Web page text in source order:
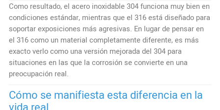
Como resultado, el acero inoxidable 304 funciona muy bien en
condiciones estándar, mientras que el 316 está diseñado para
soportar exposiciones más agresivas. En lugar de pensar en
el 316 como un material completamente diferente, es más
exacto verlo como una versión mejorada del 304 para
situaciones en las que la corrosión se convierte en una
preocupación real.
Cómo se manifiesta esta diferencia en la